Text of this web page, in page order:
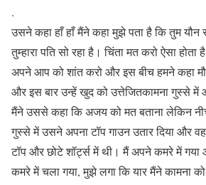
.
उसने कहा हाँ हाँ मैंने कहा मुझे पता है कि तुम
तुम्हारा पति सो रहा है। चिंता मत करो ऐसा
अपने आप को शांत करो और इस बीच हमने कहा
और इस बार उन्हें खुद को उत्तेजितकामना गुस्से में
मैंने उससे कहा कि अजय को मत बताना लेकिन
गुस्से में उसने अपना टॉप गाउन उतार दिया और
टॉप और छोटे शॉर्ट्स में थी। मैं अपने कमरे में
कमरे में चला गया, मुझे लगा कि यार मैंने कामना